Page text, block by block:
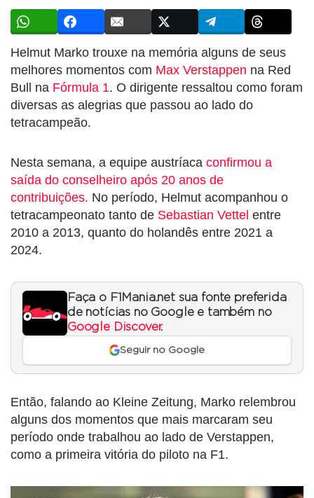
Helmut Marko trouxe na memória alguns de seus
melhores momentos com Max Verstappen na Red
Bull na Fórmula 1. O dirigente ressaltou como foram
diversas as alegrias que passou ao lado do
tetracampeão.
Nesta semana, a equipe austríaca confirmou a
saída do conselheiro após 20 anos de
contribuições. No período, Helmut acompanhou o
tetracampeonato tanto de Sebastian Vettel entre
2010 a 2013, quanto do holandês entre 2021 a
2024.
Faça o F1Mania.net sua fonte preferida
de notícias no Google e também no
Google Discover.
Seguir no Google
Então, falando ao Kleine Zeitung, Marko relembrou
alguns dos momentos que mais marcaram seu
período onde trabalhou ao lado de Verstappen,
como a primeira vitória do piloto na F1.